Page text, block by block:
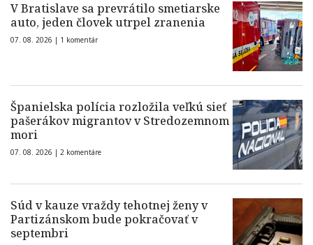
V Bratislave sa prevrátilo smetiarske
auto, jeden človek utrpel zranenia
07. 08. 2026 | 1 komentár
Španielska polícia rozložila veľkú sieť
pašerákov migrantov v Stredozemnom
mori
07. 08. 2026 | 2 komentáre
Súd v kauze vraždy tehotnej ženy v
Partizánskom bude pokračovať v
septembri